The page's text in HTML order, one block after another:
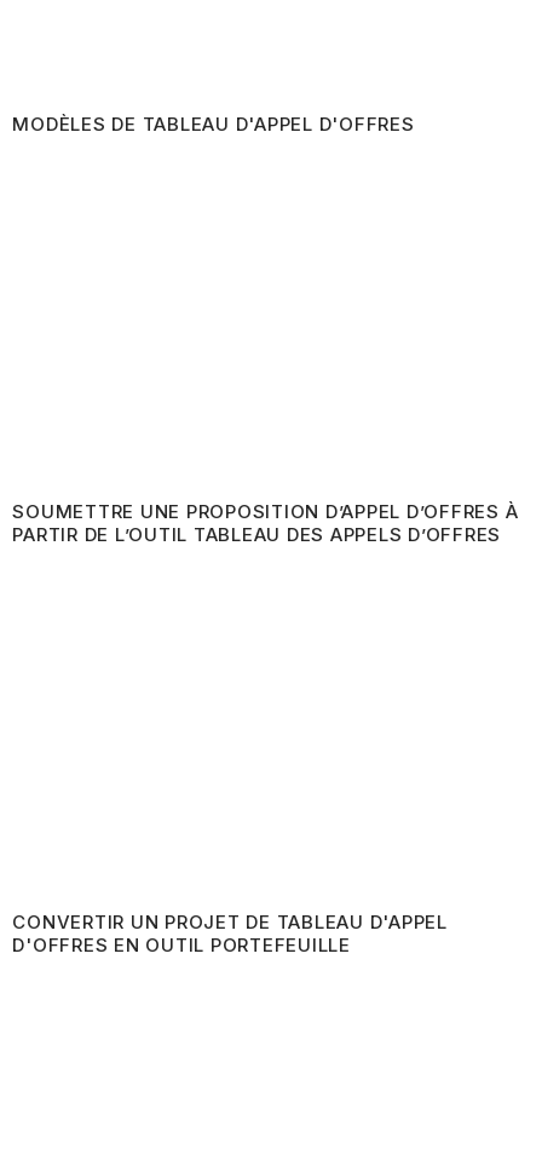
MODÈLES DE TABLEAU D'APPEL D'OFFRES
SOUMETTRE UNE PROPOSITION D’APPEL D’OFFRES À
PARTIR DE L’OUTIL TABLEAU DES APPELS D’OFFRES
CONVERTIR UN PROJET DE TABLEAU D'APPEL
D'OFFRES EN OUTIL PORTEFEUILLE